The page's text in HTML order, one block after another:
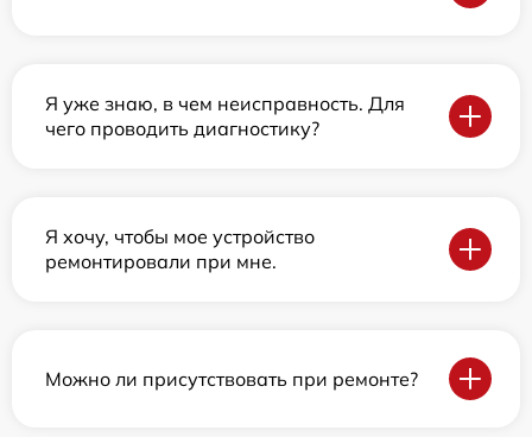
Я уже знаю, в чем неисправность. Для
чего проводить диагностику?
Я хочу, чтобы мое устройство
ремонтировали при мне.
Можно ли присутствовать при ремонте?